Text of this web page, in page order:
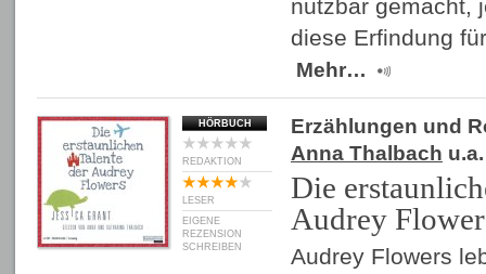
nutzbar gemacht,
diese Erfindung
Mehr…
HÖRBUCH
REDAKTION
LESER
EIGENE
REZENSION
SCHREIBEN
Erzählungen und
Anna Thalbach u.a.
Die
Audrey
Audrey Flowers